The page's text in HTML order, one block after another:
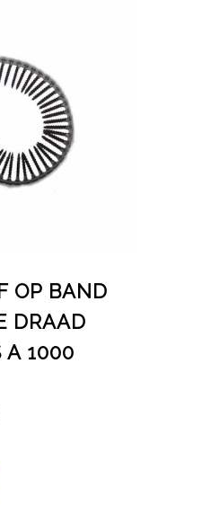
OP BAND
DRAAD
A 1000